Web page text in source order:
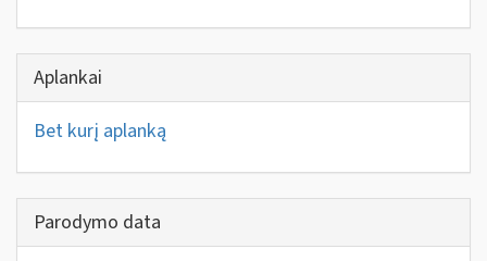
Aplankai
Bet kurį aplanką
Parodymo data